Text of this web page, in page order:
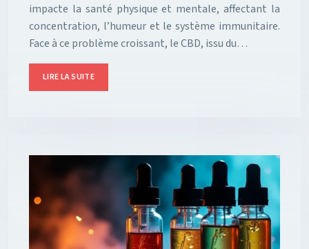
impacte la santé physique et mentale, affectant la
concentration, l’humeur et le système immunitaire.
Face à ce problème croissant, le CBD, issu du…
LIRE LA SUITE